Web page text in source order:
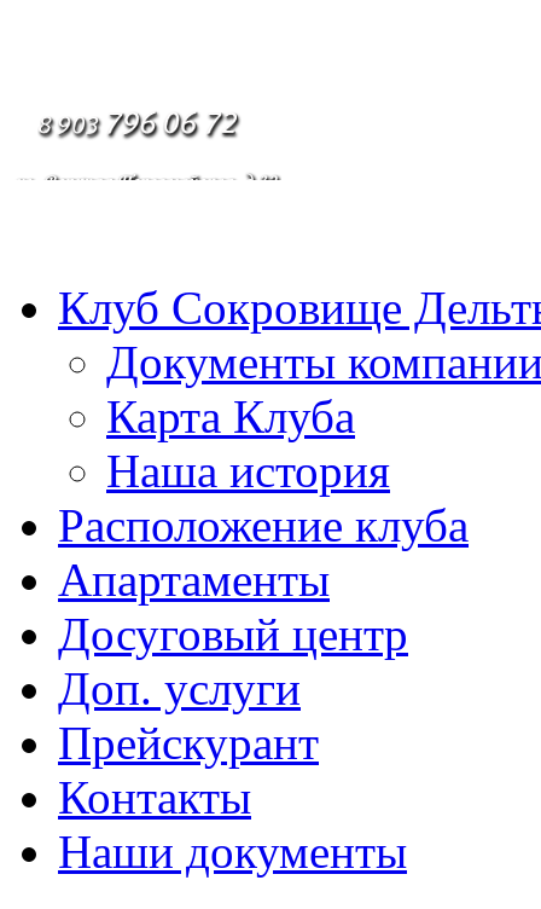
Клуб Сокровище
Документы
Карта Клуба
Наша история
Расположение клуба
Апартаменты
Досуговый центр
Доп. услуги
Прейскурант
Контакты
Наши документы